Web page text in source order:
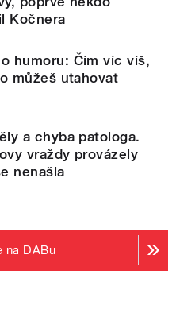
Kočnera
humoru: Čím víc víš,
můžeš utahovat
a chyba patologa.
vraždy provázely
nenašla
na DABu